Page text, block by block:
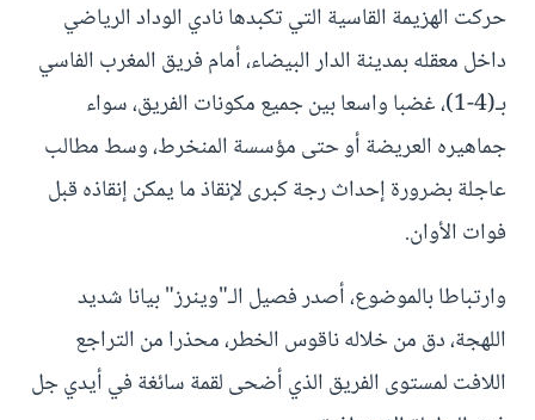
حركت الهزيمة القاسية التي تكبدها نادي الوداد الرياضي
داخل معقله بمدينة الدار البيضاء، أمام فريق المغرب الفاسي
بـ(4-1)، غضبا واسعا بين جميع مكونات الفريق، سواء
جماهيره العريضة أو حتى مؤسسة المنخرط، وسط مطالب
عاجلة بضرورة إحداث رجة كبرى لإنقاذ ما يمكن إنقاذه قبل
فوات الأوان.
وارتباطا بالموضوع، أصدر فصيل الـ"وينرز" بيانا شديد
اللهجة، دق من خلاله ناقوس الخطر، محذرا من التراجع
اللافت لمستوى الفريق الذي أضحى لقمة سائغة في أيدي جل